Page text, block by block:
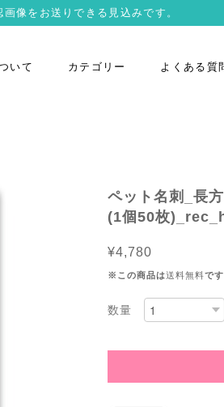
像をお送りできる見込みです。
いて カテゴリー よくある質
ペット名刺_長
(1個50枚
¥4,780
※この商品は送料無料です
数量